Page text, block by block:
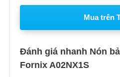
Mua trên
Đánh giá nhanh Nón
Fornix A02NX1S